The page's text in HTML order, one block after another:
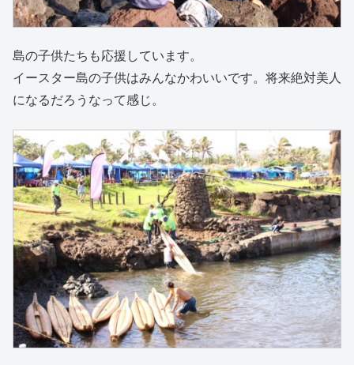
島の子供たちも応援しています。
イースター島の子供はみんなかわいいです。将来絶対美人
になるだろうなって感じ。